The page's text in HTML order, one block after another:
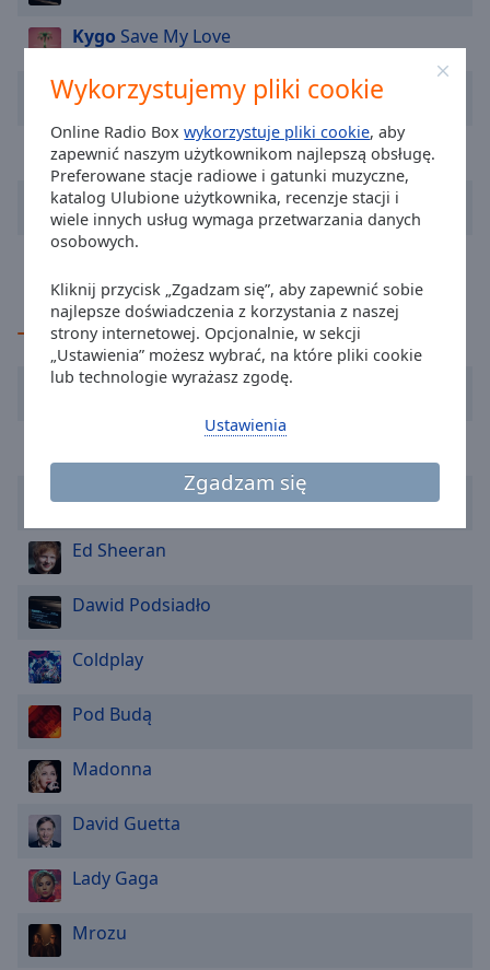
Wykorzystujemy pliki cookie
Online Radio Boxwykorzystuje pliki cookie, aby
zapewnić naszym użytkownikom najlepszą obsługę.
Preferowane stacje radiowe i gatunki muzyczne,
katalog Ulubione użytkownika, recenzje stacji i
wiele innych usług wymaga przetwarzania danych
osobowych.
Kliknij przycisk „Zgadzam się”, aby zapewnić sobie
najlepsze doświadczenia z korzystania z naszej
strony internetowej. Opcjonalnie, w sekcji
„Ustawienia” możesz wybrać, na które pliki cookie
lub technologie wyrażasz zgodę.
Zgadzam się
Ustawienia
cancel
and
Background
Caption
Background
Color
Opacity
Size
Text
Style
Font
Kygo Save My Love
Stick FigureAngels Above Me
Andy DustZokaria
Natalia NykielKokosanki
Alex Warren
TOP Wykonawcy
Lady Pank
Ed Sheeran
Dawid Podsiadło
Coldplay
Pod Budą
Madonna
David Guetta
Lady Gaga
Mrozu